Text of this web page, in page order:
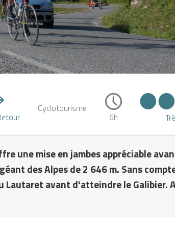
Cyclotourisme
6h
une mise en jambes appréciable
des Alpes de 2 646 m. Sans
Lautaret avant d'atteindre le Galibier.